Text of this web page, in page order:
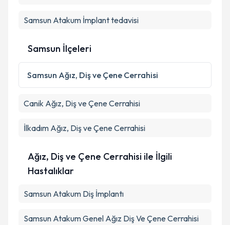
Samsun Atakum İmplant tedavisi
Samsun İlçeleri
Samsun Ağız, Diş ve Çene Cerrahisi
Canik Ağız, Diş ve Çene Cerrahisi
İlkadım Ağız, Diş ve Çene Cerrahisi
Ağız, Diş ve Çene Cerrahisi ile İlgili
Hastalıklar
Samsun Atakum Diş İmplantı
Samsun Atakum Genel Ağız Diş Ve Çene Cerrahisi